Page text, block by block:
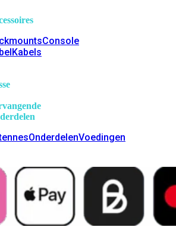
Console
Kabels
OnderdelenVoedingen